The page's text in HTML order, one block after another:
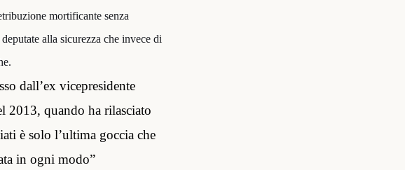
mortificante senza
alla sicurezza che invece di
dall’ex vicepresidente
2013, quando ha rilasciato
è solo l’ultima goccia che
in ogni modo”